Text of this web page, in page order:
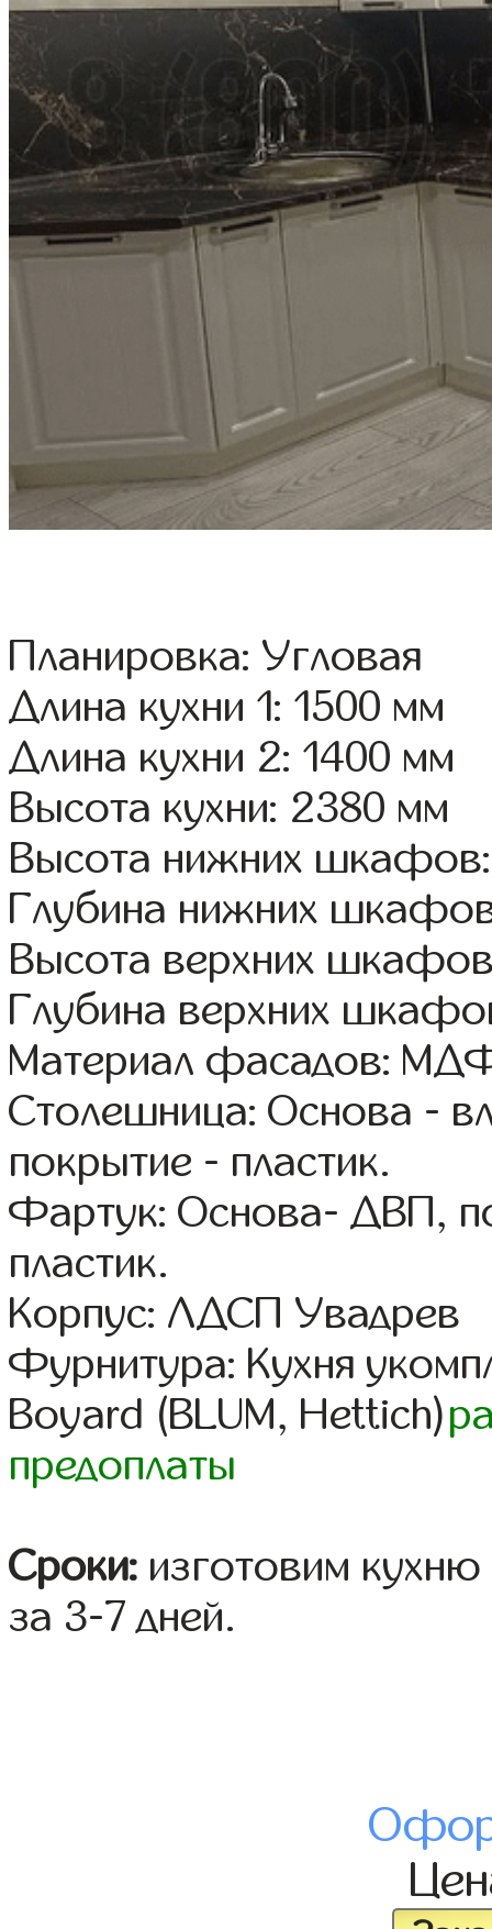
Планировка: Угловая
Длина кухни 1: 1500 мм
Длина кухни 2: 1400 мм
Высота кухни: 2380 мм
Высота нижних
Глубина нижних
Высота верхних
Глубина верхних
Материал фасадов:
Столешница: Основа -
покрытие - пластик.
Фартук: Основа- ДВП,
пластик.
Корпус: ЛДСП Увадрев
Фурнитура: Кухня
Boyard (BLUM, Hettich)
предоплаты
Сроки: изготовим
за 3-7 дней.